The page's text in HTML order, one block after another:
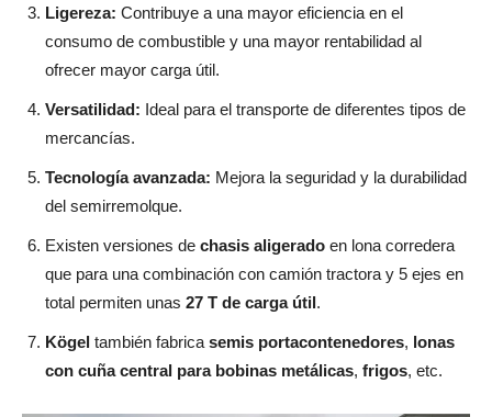
Ligereza: Contribuye a una mayor eficiencia en el
consumo de combustible y una mayor rentabilidad al
ofrecer mayor carga útil.
Versatilidad: Ideal para el transporte de diferentes tipos de
mercancías.
Tecnología avanzada: Mejora la seguridad y la durabilidad
del semirremolque.
Existen versiones de chasis aligerado en lona corredera
que para una combinación con camión tractora y 5 ejes en
total permiten unas 27 T de carga útil.
Kögel también fabrica semis portacontenedores, lonas
con cuña central para bobinas metálicas, frigos, etc.